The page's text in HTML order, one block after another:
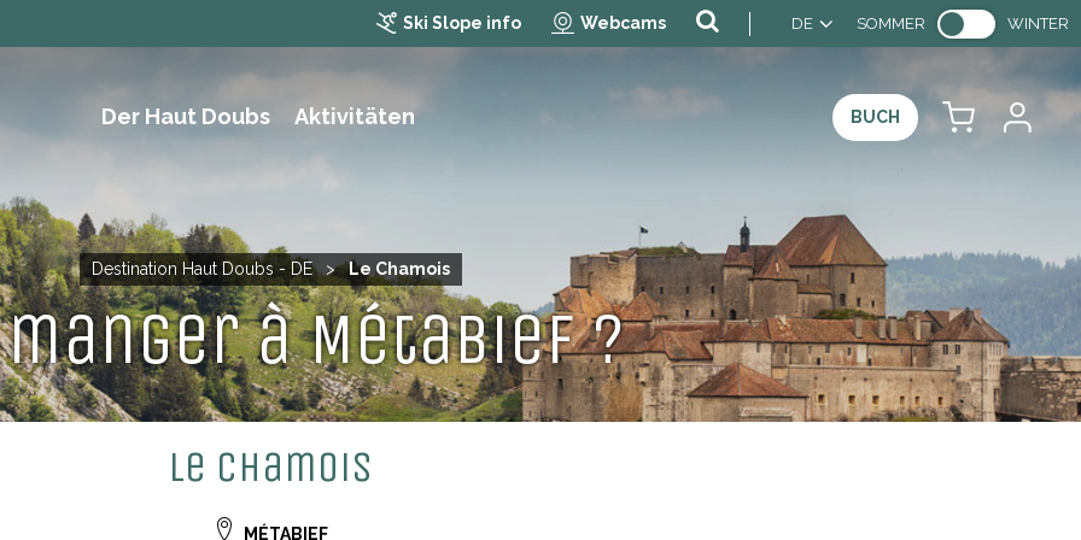
Ski Slope info Webcams DE SOMMER WINTER
Der Haut Doubs Aktivitäten BUCH
Destination Haut Doubs - DE > Le Chamois
manger à Métabief ?
Le Chamois
MÉTABIEF